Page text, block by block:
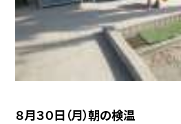
８月３０日（月）朝の検温